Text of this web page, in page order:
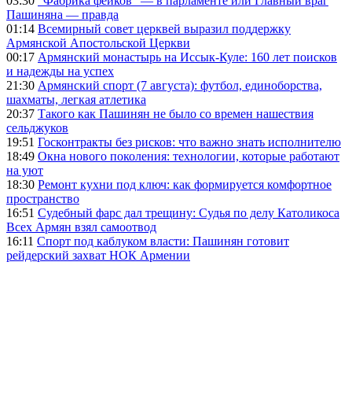
Пашиняна — правда
01:14 Всемирный совет церквей выразил поддержку
Армянской Апостольской Церкви
00:17 Армянский монастырь на Иссык-Куле: 160 лет поисков
и надежды на успех
21:30 Армянский спорт (7 августа): футбол, единоборства,
шахматы, легкая атлетика
20:37 Такого как Пашинян не было со времен нашествия
сельджуков
19:51 Госконтракты без рисков: что важно знать исполнителю
18:49 Окна нового поколения: технологии, которые работают
на уют
18:30 Ремонт кухни под ключ: как формируется комфортное
пространство
16:51 Судебный фарс дал трещину: Судья по делу Католикоса
Всех Армян взял самоотвод
16:11 Спорт под каблуком власти: Пашинян готовит
рейдерский захват НОК Армении